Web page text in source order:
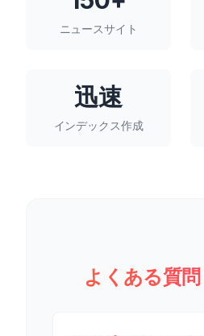
ニュースサイト
迅速
インデックス作成
よくある質問